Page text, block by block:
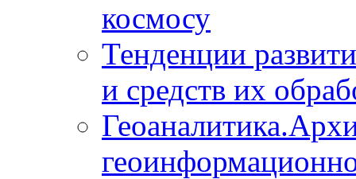
космосу
Тенденции
и средств их